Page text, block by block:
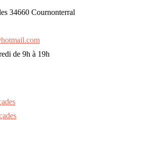
34660 Cournonterral
de 9h à 19h